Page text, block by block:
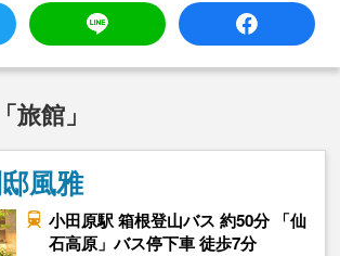
旅館」
風雅
小田原駅 箱根登山バス 約50分 「仙
石高原」バス停下車 徒歩7分